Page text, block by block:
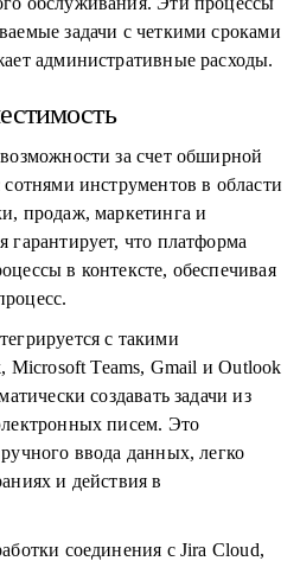
задачи с четкими сроками
административные расходы.
за счет обширной
инструментов в области
продаж, маркетинга и
гарантирует, что платформа
в контексте, обеспечивая
с такими
Microsoft Teams, Gmail и Outlook
создавать задачи из
писем. Это
ввода данных, легко
и действия в
соединения с Jira Cloud,